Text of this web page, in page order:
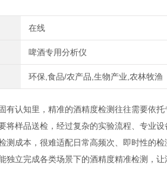
在线
啤酒专用分析仪
环保,食品/农产品,生物产业,农林牧渔
认知里，精准的酒精度检测往往需要依托
将样品送检，经过复杂的实验流程、专业
测成本，很难适配日常高频次、即时性的
独立完成各类场景下的酒精度精准检测，